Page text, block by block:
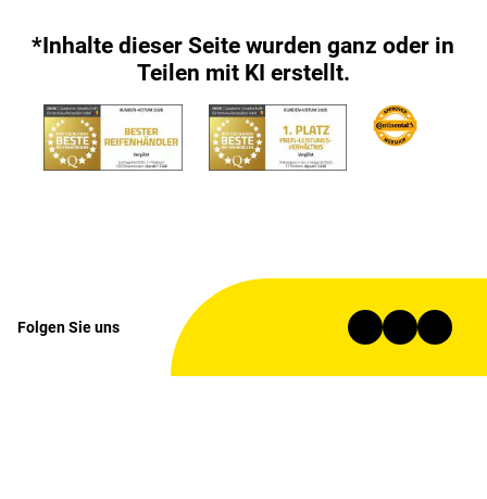
*Inhalte dieser Seite wurden ganz oder in
Teilen mit KI erstellt.
Folgen Sie uns